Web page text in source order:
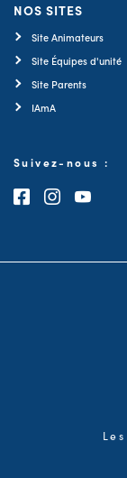
NOS SITES
Site Animateurs
Site Équipes d'unité
Site Parents
IAmA
Suivez-nous :
Consultez